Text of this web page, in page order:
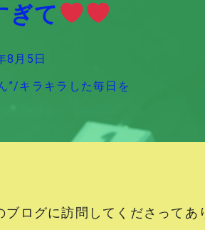
ぎて
8月5日
”/キラキラした毎日を
ブログに訪問してくださってあ